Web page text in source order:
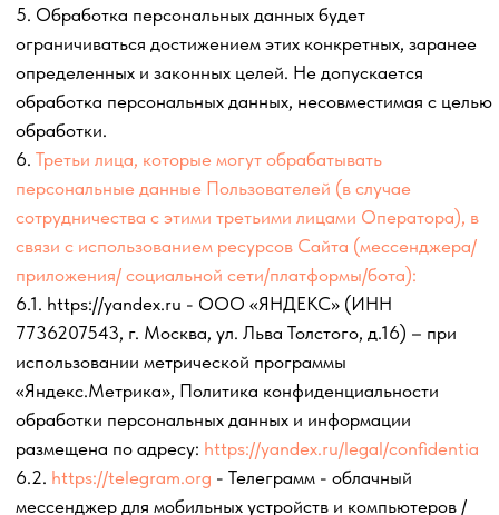
персональных данных Пользователя может
осуществляться Оператором в объеме, необходимом для
получения Пользователем доступа к Сайту / мессенджеру/
приложению/ социальной сети/платформе/боту, их
содержанию и/или их сервисам.
10. Обработка специальных категорий персональных
данных, касающихся расовой, национальной
принадлежности, политических взглядов, религиозных или
философских убеждений, интимной жизни, Оператором
не осуществляется.
11. Условием прекращения обработки персональных
данных может являться: достижение целей обработки
персональных данных; истечение срока действия
Согласия или отзыв Согласия субъектом персональных
данных;прекращение деятельности Оператора.
12. Порядок уничтожения персональных данных при
достижении цели их обработки или при наступлении иных
законных оснований: лицо, ответственное за обработку
персональных данных, производит уничтожение ПД
способом, исключающим возможность восстановления
этих ПД с составлением акта об уничтожении
персональных данных.
13. Пользователь проинформирован, что ответственность
перед ним за действия лица, обрабатывающего его
персональные данные по поручению Оператора, несет